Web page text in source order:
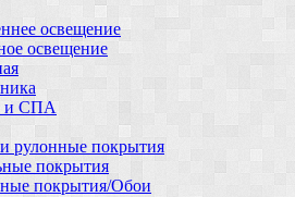
освещение
освещение
и СПА
рулонные покрытия
покрытия
покрытия/Обои